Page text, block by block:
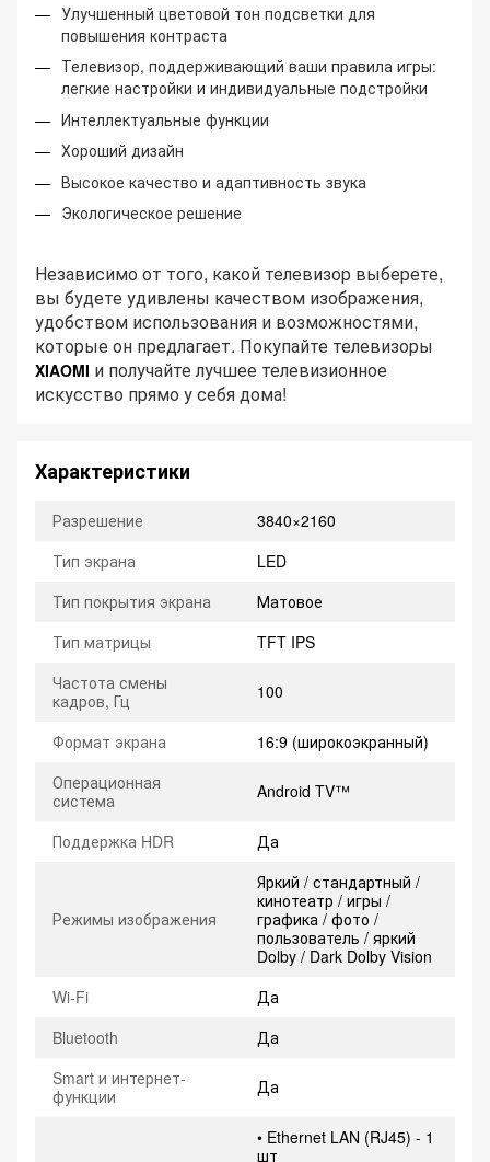
Улучшенный цветовой тон подсветки для
повышения контраста
Телевизор, поддерживающий ваши правила игры:
легкие настройки и индивидуальные подстройки
Интеллектуальные функции
Хороший дизайн
Высокое качество и адаптивность звука
Экологическое решение
Независимо от того, какой телевизор выберете,
вы будете удивлены качеством изображения,
удобством использования и возможностями,
которые он предлагает. Покупайте телевизоры
XIAOMI и получайте лучшее телевизионное
искусство прямо у себя дома!
Характеристики
Разрешение
3840×2160
Тип экрана
LED
Тип покрытия экрана
Матовое
Тип матрицы
TFT IPS
Частота смены
кадров, Гц
100
Формат экрана
16:9 (широкоэкранный)
Операционная
система
Android TV™
Поддержка HDR Да
Режимы изображения
Яркий / стандартный /
кинотеатр / игры /
графика / фото /
пользователь / яркий
Dolby / Dark Dolby Vision
Wi-Fi
Да
Bluetooth
Да
Smart и интернет-
функции
Да
• Ethernet LAN (RJ45) - 1
шт